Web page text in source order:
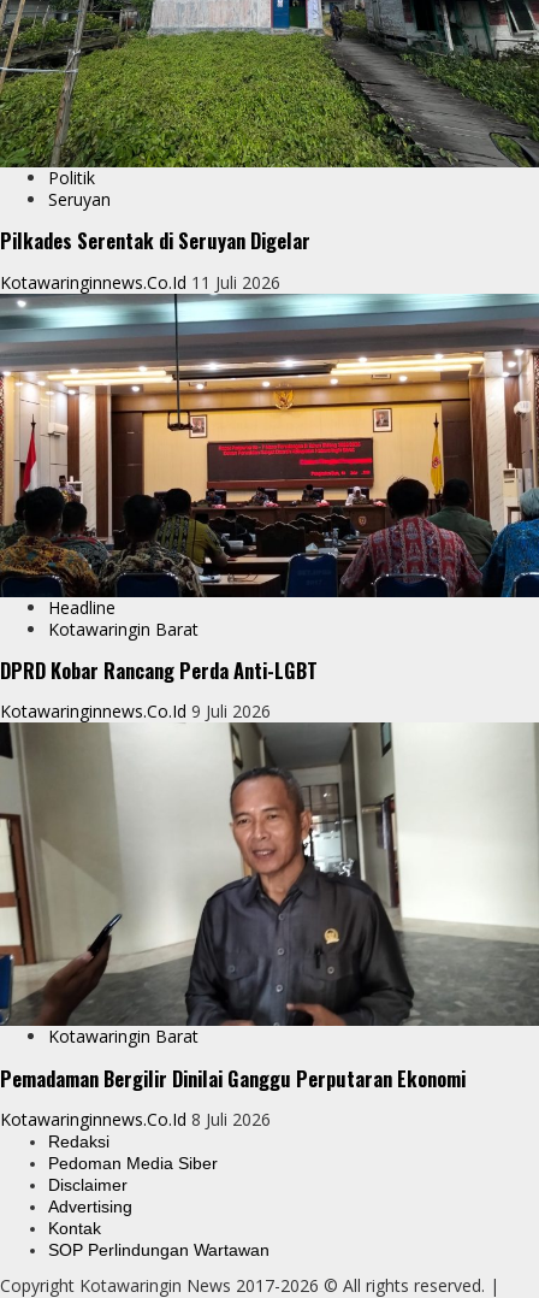
Politik
Seruyan
Pilkades Serentak di Seruyan Digelar
Kotawaringinnews.co.id 11 Juli 2026
Headline
Kotawaringin Barat
DPRD Kobar Rancang Perda Anti-LGBT
Kotawaringinnews.co.id 9 Juli 2026
Kotawaringin Barat
Pemadaman Bergilir Dinilai Ganggu Perputaran Ekonomi
Kotawaringinnews.co.id 8 Juli 2026
Redaksi
Pedoman Media Siber
Disclaimer
Advertising
Kontak
SOP Perlindungan Wartawan
Copyright Kotawaringin News 2017-2026 © All rights reserved. |